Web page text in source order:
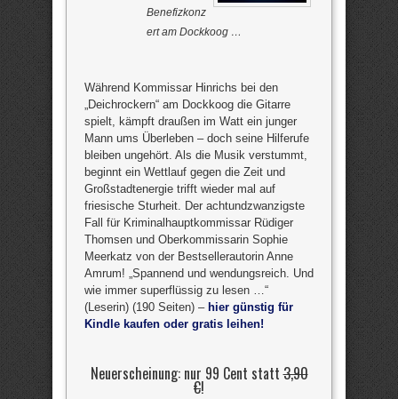
Benefizkonz
ert am Dockkoog …
Während Kommissar Hinrichs bei den
„Deichrockern“ am Dockkoog die Gitarre
spielt, kämpft draußen im Watt ein junger
Mann ums Überleben – doch seine Hilferufe
bleiben ungehört. Als die Musik verstummt,
beginnt ein Wettlauf gegen die Zeit und
Großstadtenergie trifft wieder mal auf
friesische Sturheit. Der achtundzwanzigste
Fall für Kriminalhauptkommissar Rüdiger
Thomsen und Oberkommissarin Sophie
Meerkatz von der Bestsellerautorin Anne
Amrum! „Spannend und wendungsreich. Und
wie immer superflüssig zu lesen …“
(Leserin) (190 Seiten) – hier günstig für
Kindle kaufen oder gratis leihen!
Neuerscheinung: nur 99 Cent statt3,90
€!